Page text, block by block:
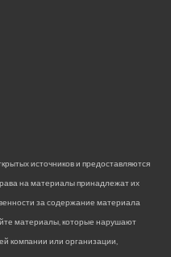
источников и предоставляются
на материалы принадлежат их
за содержание материала
материалы, которые нарушают
компании или организации,